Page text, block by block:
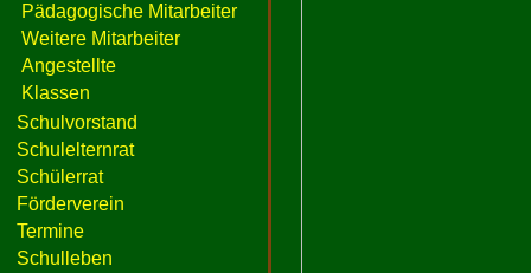
Pädagogische Mitarbeiter
Weitere Mitarbeiter
Angestellte
Klassen
Schulvorstand
Schulelternrat
Schülerrat
Förderverein
Termine
Schulleben